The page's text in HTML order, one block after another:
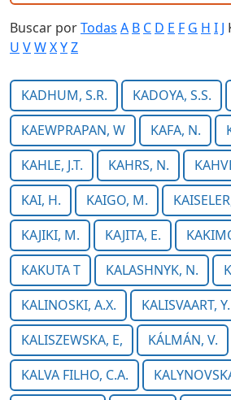
Buscar porTodas A B C D E F G H I J
U VWXYZ
KADHUM, S.R. KADOYA, S.S.
KAEWPRAPAN, W
KAFA, N.
KAHLE, J.T.
KAHRS, N.
KAI, H.
KAIGO, M.
KAJIKI, M.
KAJITA, E.
KAKUTA T
KALASHNYK, N.
KALINOSKI, A.X.
KALISVAART, Y.
KALISZEWSKA, E,
KÁLMÁN, V.
KALVA FILHO, C.A.